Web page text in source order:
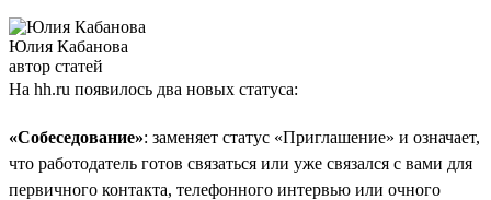
Юлия Кабанова
автор статей
На hh.ru появилось два новых статуса:
«Собеседование»: заменяет статус «Приглашение» и означает,
что работодатель готов связаться или уже связался с вами для
первичного контакта, телефонного интервью или очного